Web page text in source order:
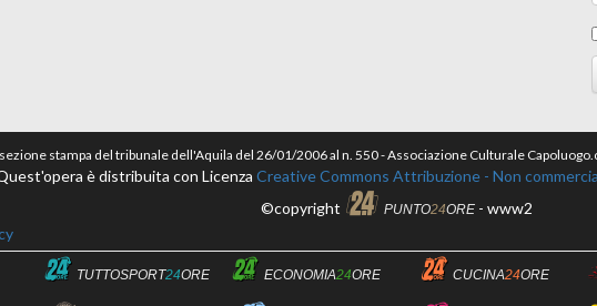
stampa del tribunale dell'Aquila del 26/01/2006 al n. 550 - Associazione Culturale
è distribuita con Licenza Creative Commons Attribuzione - Non
©copyright
PUNTO24ORE- www2
TUTTOSPORT24ORE ECONOMIA24ORE CUCINA24ORE